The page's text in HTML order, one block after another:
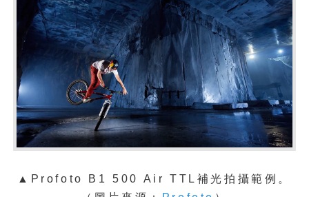
▲ Profoto B1 500 Air TTL補光拍攝範例。